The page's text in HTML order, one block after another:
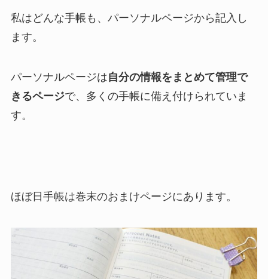
私はどんな手帳も、パーソナルページから記入し
ます。
パーソナルページは自分の情報をまとめて管理で
きるページで、多くの手帳に備え付けられていま
す。
ほぼ日手帳は巻末のおまけページにあります。